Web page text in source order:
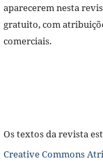
aparecerem nesta
gratuito, com
comerciais.
Os textos da revista
Creative Commons